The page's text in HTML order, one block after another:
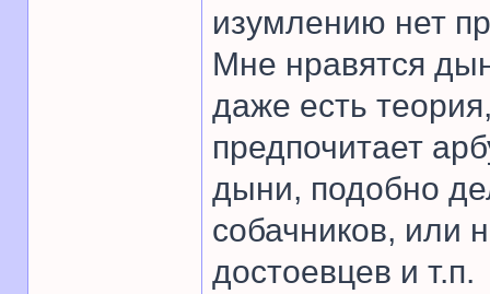
изумлению нет
Мне нравятся
даже есть
предпочитает
дыни, подобно
собачников, или
достоевцев и т.п.